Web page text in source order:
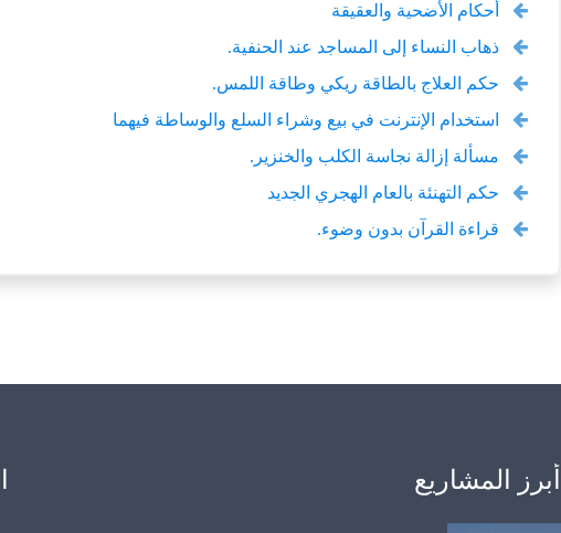
أحكام الأضحية والعقيقة
ذهاب النساء إلى المساجد عند الحنفية.
حكم العلاج بالطاقة ريكي وطاقة اللمس.
استخدام الإنترنت في بيع وشراء السلع والوساطة فيهما
مسألة إزالة نجاسة الكلب والخنزير.
حكم التهنئة بالعام الهجري الجديد
قراءة القرآن بدون وضوء.
أبرز المشاريع